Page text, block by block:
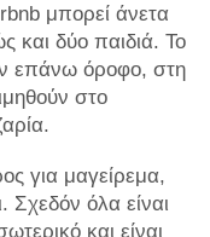
μπορεί άνετα
και δύο παιδιά. Το
επάνω όροφο, στη
στο
για μαγείρεμα,
όλα είναι
και είναι